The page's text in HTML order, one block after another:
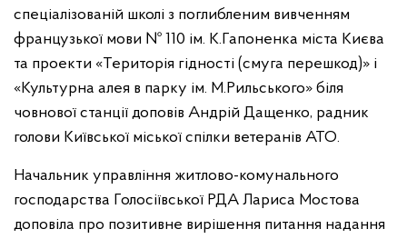
спеціалізованій школі з поглибленим вивченням
французької мови № 110 ім. К.Гапоненка міста Києва
та проекти «Територія гідності (смуга перешкод)» і
«Культурна алея в парку ім. М.Рильського» біля
човнової станції доповів Андрій Дащенко, радник
голови Київської міської спілки ветеранів АТО.
Начальник управління житлово-комунального
господарства Голосіївської РДА Лариса Мостова
доповіла про позитивне вирішення питання надання